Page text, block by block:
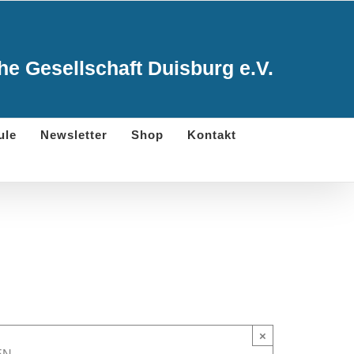
Gesellschaft Duisburg e.V.
Newsletter Shop Kontakt
×